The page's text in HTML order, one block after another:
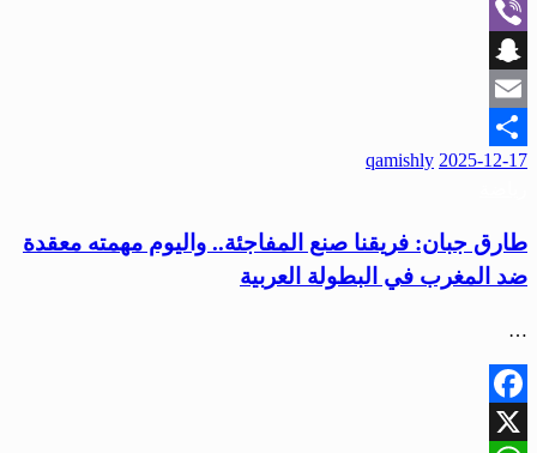
WhatsApp
Viber
Snapchat
Email
Share
2025-12-17
qamishly
طارق جبان: فريقنا صنع المفاجئة.. واليوم مهمته معقدة
ضد المغرب في البطولة العربية
…
Facebook